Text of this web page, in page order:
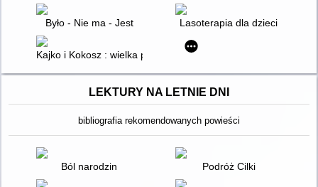
Było - Nie ma - Jest Lasoterapia dla dzieci
Kajko i Kokosz : wielka przygoda
LEKTURY NA LETNIE DNI
bibliografia rekomendowanych powieści
Ból narodzin Podróż Cilki